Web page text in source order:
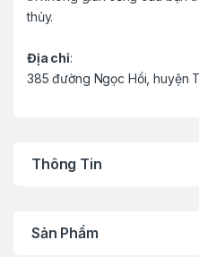
thủy.
Địa chỉ:
385 đường Ngọc Hồi, huyện
Thông Tin
Sản Phẩm